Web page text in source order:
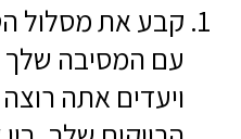
קבע את מסלול
עם המסיבה שלך
ויעדים אתה